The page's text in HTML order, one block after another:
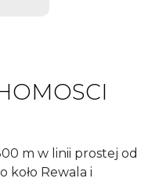
m w linii prostej od
koło Rewala i